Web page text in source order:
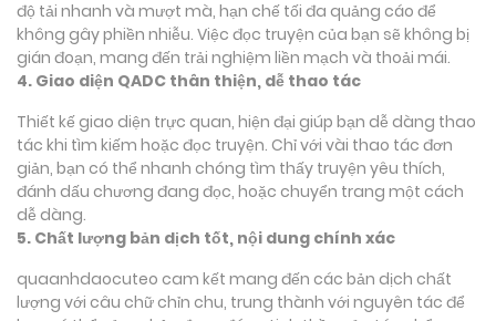
độ tải nhanh và mượt mà, hạn chế tối đa quảng cáo để
không gây phiền nhiễu. Việc đọc truyện của bạn sẽ không bị
gián đoạn, mang đến trải nghiệm liền mạch và thoải mái.
4. Giao diện QADC thân thiện, dễ thao tác
Thiết kế giao diện trực quan, hiện đại giúp bạn dễ dàng thao
tác khi tìm kiếm hoặc đọc truyện. Chỉ với vài thao tác đơn
giản, bạn có thể nhanh chóng tìm thấy truyện yêu thích,
đánh dấu chương đang đọc, hoặc chuyển trang một cách
dễ dàng.
5. Chất lượng bản dịch tốt, nội dung chính xác
quaanhdaocuteo cam kết mang đến các bản dịch chất
lượng với câu chữ chỉn chu, trung thành với nguyên tác để